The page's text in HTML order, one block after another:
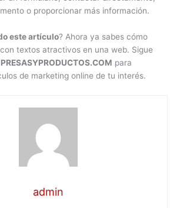
o proporcionar más información.
este artículo? Ahora ya sabes cómo
textos atractivos en una web. Sigue
para
de marketing online de tu interés.
admin